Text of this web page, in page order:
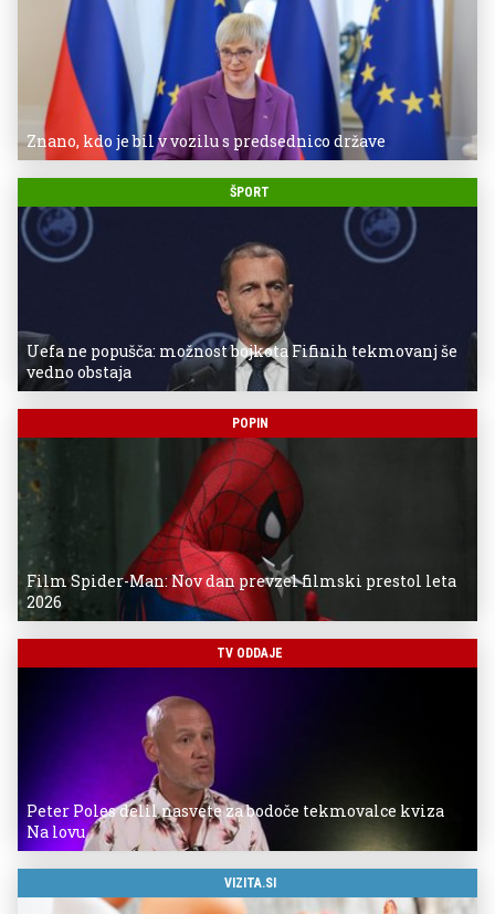
Znano, kdo je bil v vozilu s predsednico države
ŠPORT
Uefa ne popušča: možnost bojkota Fifinih tekmovanj še
vedno obstaja
POPIN
Film Spider-Man: Nov dan prevzel filmski prestol leta
2026
TV ODDAJE
Peter Poles delil nasvete za bodoče tekmovalce kviza
Na lovu
VIZITA.SI